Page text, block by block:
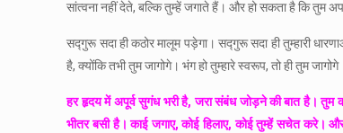
सांत्वना नहीं देते, बल्कि तुम्हें जगाते हैं। और हो सकता है कि तुम
सद्गुरू सदा ही कठोर मालूम पड़ेगा। सद्गुरू सदा ही तुम्हारी
है, क्योंकि तभी तुम जागोगे। भंग हो तुम्हारे स्वरूप, तो ही तुम
हर हृदय में अपूर्व सुगंध भरी है, जरा संबंध जोड़ने की बात है।
भीतर बसी है। काई जगाए, कोई हिलाए, कोई तुम्हें सचेत करे।